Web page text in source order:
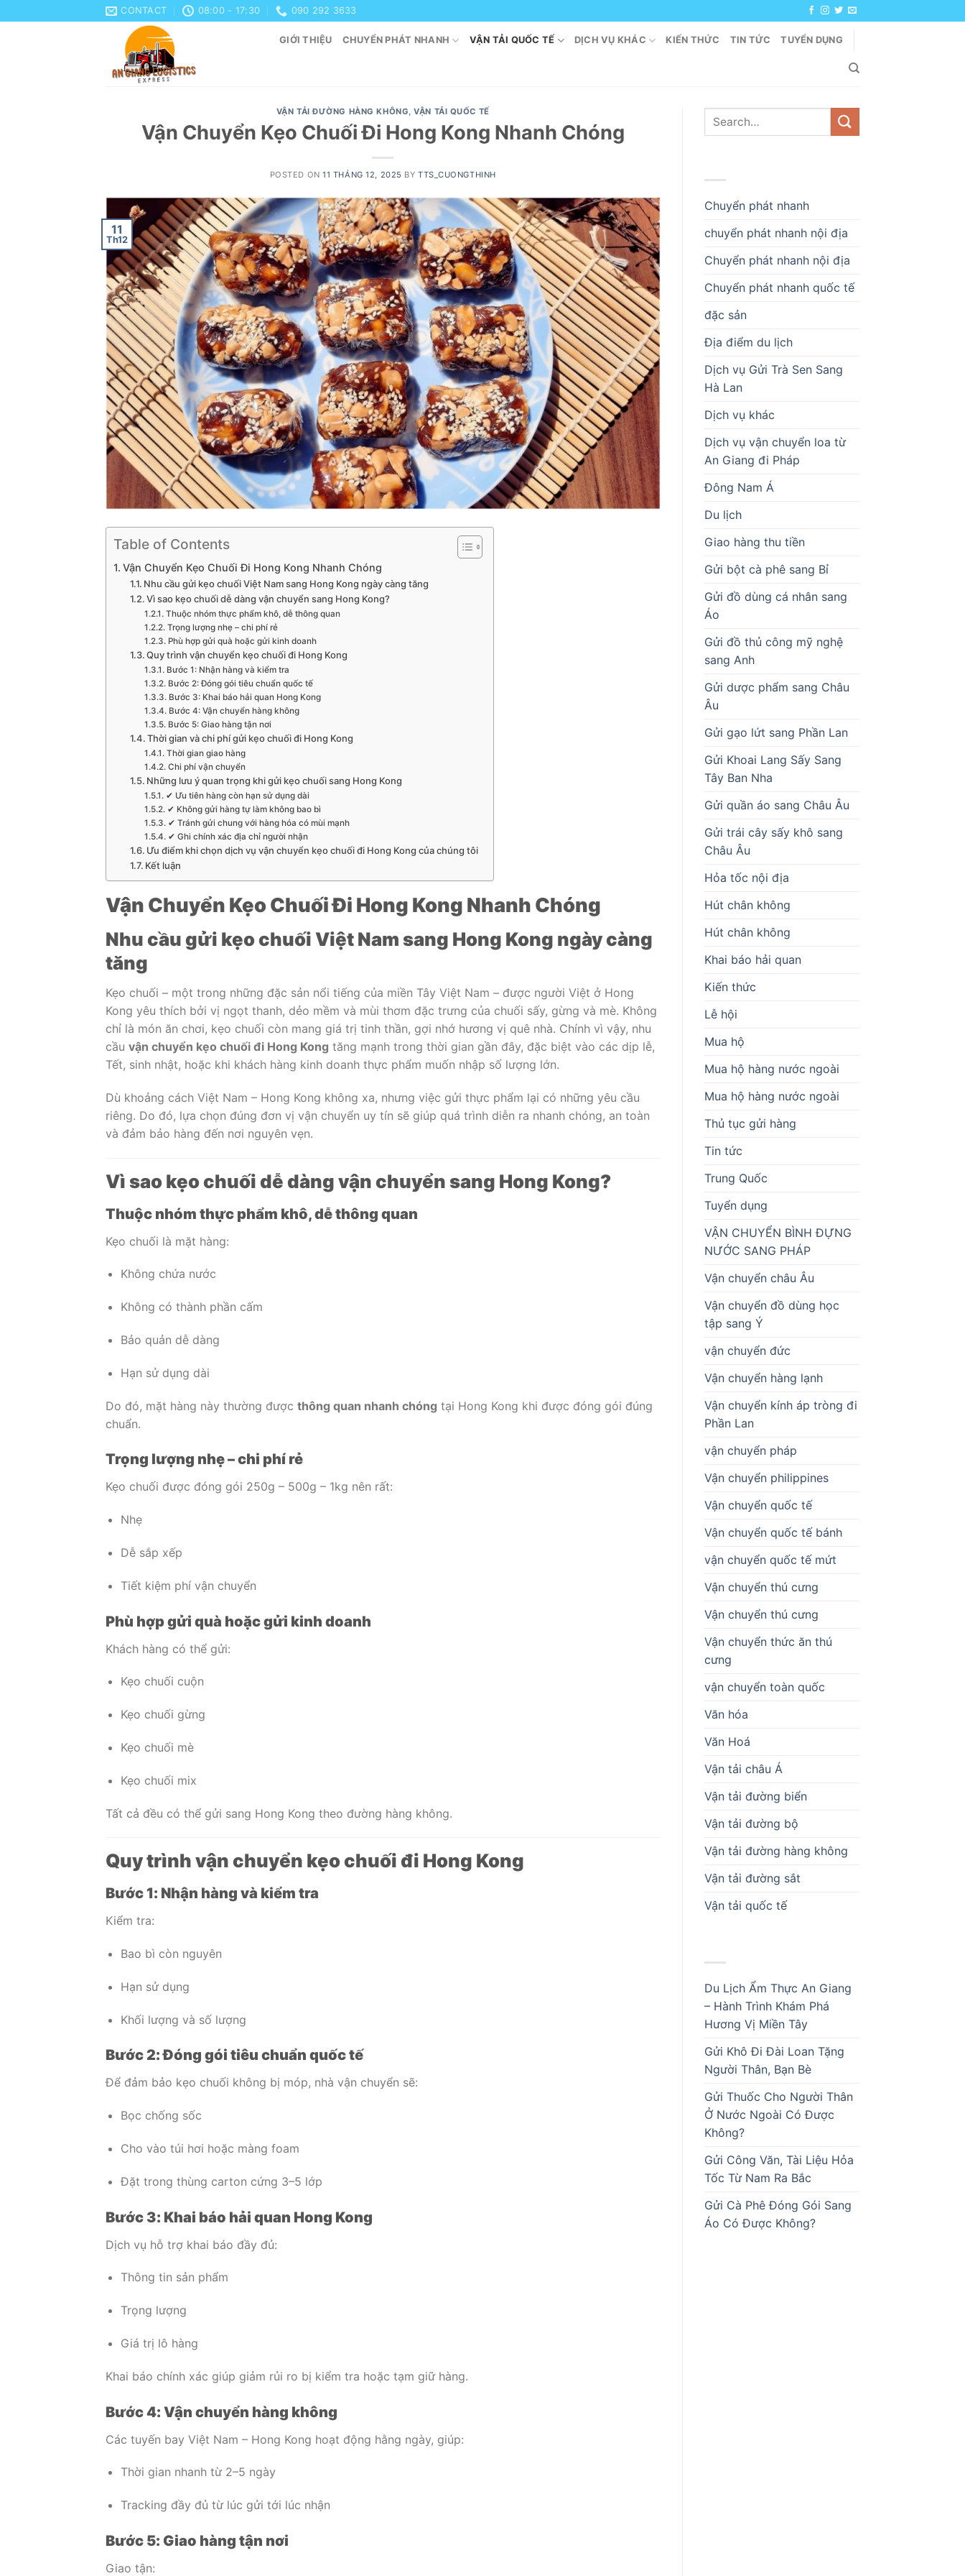
to
CONTACT 08:00 - 17:30 090 292 3633
GIỚI THIỆU CHUYỂN PHÁT NHANH VẬN TẢI QUỐC TẾ DỊCH VỤ KHÁC KIẾN THỨC TIN TỨC TUYỂN DỤNG
VẬN TẢI ĐƯỜNG HÀNG KHÔNG,VẬN TẢI QUỐC TẾ
Vận Chuyển Kẹo Chuối Đi Hong Kong Nhanh Chóng
POSTED ON11 THÁNG 12, 2025 BYTTS_CUONGTHINH
11
Th12
Table of Contents
Vận Chuyển Kẹo Chuối Đi Hong Kong Nhanh Chóng
Nhu cầu gửi kẹo chuối Việt Nam sang Hong Kong ngày càng tăng
Vì sao kẹo chuối dễ dàng vận chuyển sang Hong Kong?
Thuộc nhóm thực phẩm khô, dễ thông quan
Trọng lượng nhẹ – chi phí rẻ
Phù hợp gửi quà hoặc gửi kinh doanh
Quy trình vận chuyển kẹo chuối đi Hong Kong
Bước 1: Nhận hàng và kiểm tra
Bước 2: Đóng gói tiêu chuẩn quốc tế
Bước 3: Khai báo hải quan Hong Kong
Bước 4: Vận chuyển hàng không
Bước 5: Giao hàng tận nơi
Thời gian và chi phí gửi kẹo chuối đi Hong Kong
Thời gian giao hàng
Chi phí vận chuyển
Những lưu ý quan trọng khi gửi kẹo chuối sang Hong Kong
✔ Ưu tiên hàng còn hạn sử dụng dài
✔ Không gửi hàng tự làm không bao bì
✔ Tránh gửi chung với hàng hóa có mùi mạnh
✔ Ghi chính xác địa chỉ người nhận
Ưu điểm khi chọn dịch vụ vận chuyển kẹo chuối đi Hong Kong của chúng tôi
Kết luận
Vận Chuyển Kẹo Chuối Đi Hong Kong Nhanh Chóng
Nhu cầu gửi kẹo chuối Việt Nam sang Hong Kong ngày càng
tăng
Kẹo chuối – một trong những đặc sản nổi tiếng của miền Tây Việt Nam – được người Việt ở Hong
Kong yêu thích bởi vị ngọt thanh, dẻo mềm và mùi thơm đặc trưng của chuối sấy, gừng và mè. Không
chỉ là món ăn chơi, kẹo chuối còn mang giá trị tinh thần, gợi nhớ hương vị quê nhà. Chính vì vậy, nhu
cầu vận chuyển kẹo chuối đi Hong Kong tăng mạnh trong thời gian gần đây, đặc biệt vào các dịp lễ,
Tết, sinh nhật, hoặc khi khách hàng kinh doanh thực phẩm muốn nhập số lượng lớn.
Dù khoảng cách Việt Nam – Hong Kong không xa, nhưng việc gửi thực phẩm lại có những yêu cầu
riêng. Do đó, lựa chọn đúng đơn vị vận chuyển uy tín sẽ giúp quá trình diễn ra nhanh chóng, an toàn
và đảm bảo hàng đến nơi nguyên vẹn.
Vì sao kẹo chuối dễ dàng vận chuyển sang Hong Kong?
Thuộc nhóm thực phẩm khô, dễ thông quan
Kẹo chuối là mặt hàng:
Không chứa nước
Không có thành phần cấm
Bảo quản dễ dàng
Hạn sử dụng dài
Do đó, mặt hàng này thường được thông quan nhanh chóng tại Hong Kong khi được đóng gói đúng
chuẩn.
Trọng lượng nhẹ – chi phí rẻ
Kẹo chuối được đóng gói 250g – 500g – 1kg nên rất:
Nhẹ
Dễ sắp xếp
Tiết kiệm phí vận chuyển
Phù hợp gửi quà hoặc gửi kinh doanh
Khách hàng có thể gửi:
Kẹo chuối cuộn
Kẹo chuối gừng
Kẹo chuối mè
Kẹo chuối mix
Tất cả đều có thể gửi sang Hong Kong theo đường hàng không.
Quy trình vận chuyển kẹo chuối đi Hong Kong
Bước 1: Nhận hàng và kiểm tra
Kiểm tra:
Bao bì còn nguyên
Hạn sử dụng
Khối lượng và số lượng
Bước 2: Đóng gói tiêu chuẩn quốc tế
Để đảm bảo kẹo chuối không bị móp, nhà vận chuyển sẽ:
Bọc chống sốc
Cho vào túi hơi hoặc màng foam
Đặt trong thùng carton cứng 3–5 lớp
Bước 3: Khai báo hải quan Hong Kong
Dịch vụ hỗ trợ khai báo đầy đủ:
Thông tin sản phẩm
Trọng lượng
Giá trị lô hàng
Khai báo chính xác giúp giảm rủi ro bị kiểm tra hoặc tạm giữ hàng.
Bước 4: Vận chuyển hàng không
Các tuyến bay Việt Nam – Hong Kong hoạt động hằng ngày, giúp:
Thời gian nhanh từ 2–5 ngày
Tracking đầy đủ từ lúc gửi tới lúc nhận
Bước 5: Giao hàng tận nơi
Giao tận:
Chuyển phát nhanh
chuyển phát nhanh nội địa
Chuyển phát nhanh nội địa
Chuyển phát nhanh quốc tế
đặc sản
Địa điểm du lịch
Dịch vụ Gửi Trà Sen Sang
Hà Lan
Dịch vụ khác
Dịch vụ vận chuyển loa từ
An Giang đi Pháp
Đông Nam Á
Du lịch
Giao hàng thu tiền
Gửi bột cà phê sang Bỉ
Gửi đồ dùng cá nhân sang
Áo
Gửi đồ thủ công mỹ nghệ
sang Anh
Gửi dược phẩm sang Châu
Âu
Gửi gạo lứt sang Phần Lan
Gửi Khoai Lang Sấy Sang
Tây Ban Nha
Gửi quần áo sang Châu Âu
Gửi trái cây sấy khô sang
Châu Âu
Hỏa tốc nội địa
Hút chân không
Hút chân không
Khai báo hải quan
Kiến thức
Lễ hội
Mua hộ
Mua hộ hàng nước ngoài
Mua hộ hàng nước ngoài
Thủ tục gửi hàng
Tin tức
Trung Quốc
Tuyển dụng
VẬN CHUYỂN BÌNH ĐỰNG
NƯỚC SANG PHÁP
Vận chuyển châu Âu
Vận chuyển đồ dùng học
tập sang Ý
vận chuyển đức
Vận chuyển hàng lạnh
Vận chuyển kính áp tròng đi
Phần Lan
vận chuyển pháp
Vận chuyển philippines
Vận chuyển quốc tế
Vận chuyển quốc tế bánh
vận chuyển quốc tế mứt
Vận chuyển thú cưng
Vận chuyển thú cưng
Vận chuyển thức ăn thú
cưng
vận chuyển toàn quốc
Văn hóa
Văn Hoá
Vận tải châu Á
Vận tải đường biển
Vận tải đường bộ
Vận tải đường hàng không
Vận tải đường sắt
Vận tải quốc tế
Du Lịch Ẩm Thực An Giang
– Hành Trình Khám Phá
Hương Vị Miền Tây
Gửi Khô Đi Đài Loan Tặng
Người Thân, Bạn Bè
Gửi Thuốc Cho Người Thân
Ở Nước Ngoài Có Được
Không?
Gửi Công Văn, Tài Liệu Hỏa
Tốc Từ Nam Ra Bắc
Gửi Cà Phê Đóng Gói Sang
Áo Có Được Không?